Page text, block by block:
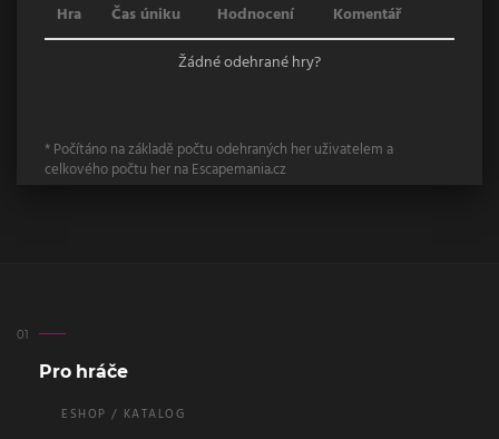
Hra Čas úniku Hodnocení
Komentář
Žádné odehrané hry?
* Počítáno na základě počtu odehraných her uživatelem a
celkového počtu her na Escapemania.cz
Pro hráče
ESHOP / KATALOG